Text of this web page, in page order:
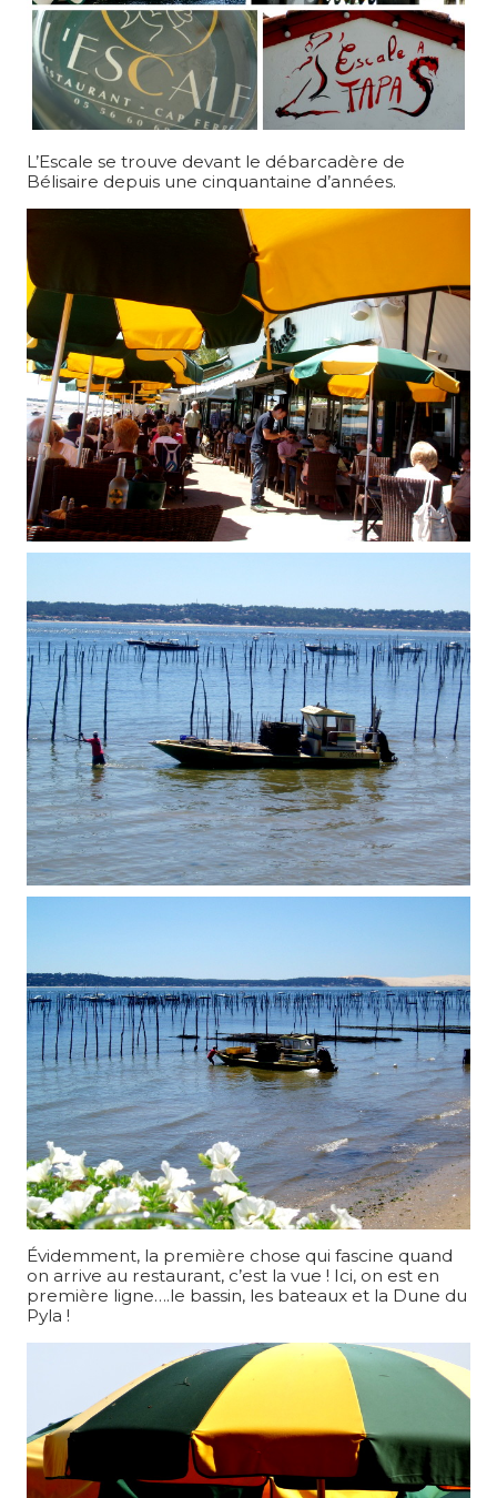
L’Escale se trouve devant le débarcadère de
Bélisaire depuis une cinquantaine d’années.
Évidemment, la première chose qui fascine quand
on arrive au restaurant, c’est la vue ! Ici, on est en
première ligne….le bassin, les bateaux et la Dune du
Pyla !